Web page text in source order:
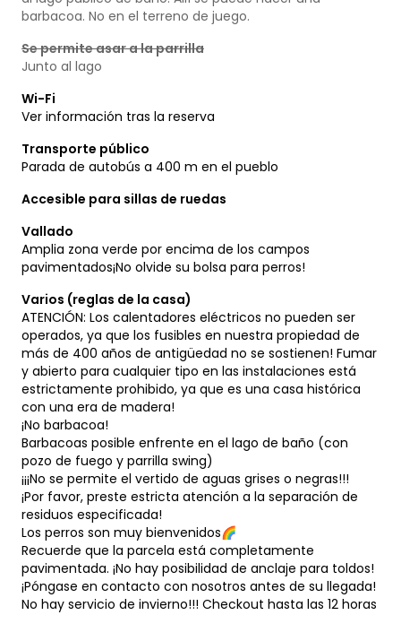
barbacoa. No en el terreno de juego.
Se permite asar a la parrilla
Junto al lago
Wi-Fi
Ver información tras la reserva
Transporte público
Parada de autobús a 400 m en el pueblo
Accesible para sillas de ruedas
Vallado
Amplia zona verde por encima de los campos
pavimentados¡No olvide su bolsa para perros!
Varios (reglas de la casa)
ATENCIÓN: Los calentadores eléctricos no pueden ser
operados, ya que los fusibles en nuestra propiedad de
más de 400 años de antigüedad no se sostienen! Fumar
y abierto para cualquier tipo en las instalaciones está
estrictamente prohibido, ya que es una casa histórica
con una era de madera!
¡No barbacoa!
Barbacoas posible enfrente en el lago de baño (con
pozo de fuego y parrilla swing)
¡¡¡No se permite el vertido de aguas grises o negras!!!
¡Por favor, preste estricta atención a la separación de
residuos especificada!
Los perros son muy bienvenidos🌈
Recuerde que la parcela está completamente
pavimentada. ¡No hay posibilidad de anclaje para toldos!
¡Póngase en contacto con nosotros antes de su llegada!
No hay servicio de invierno!!! Checkout hasta las 12 horas